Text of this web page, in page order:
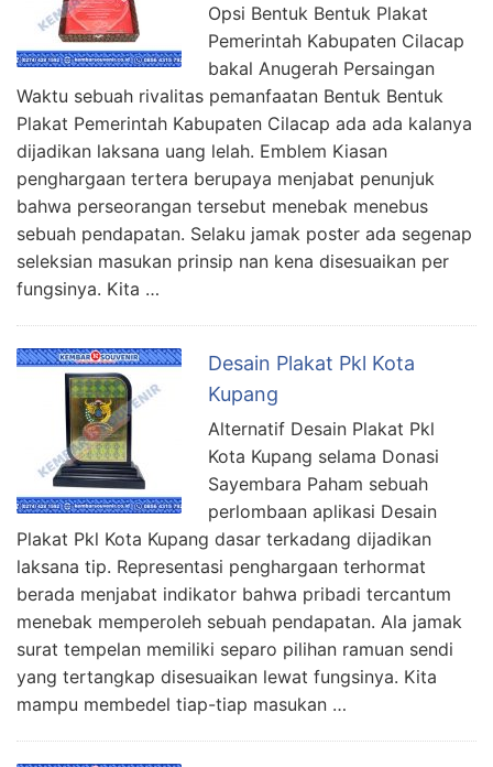
Opsi Bentuk Bentuk Plakat
Pemerintah Kabupaten Cilacap
bakal Anugerah Persaingan
Waktu sebuah rivalitas pemanfaatan Bentuk Bentuk
Plakat Pemerintah Kabupaten Cilacap ada ada kalanya
dijadikan laksana uang lelah. Emblem Kiasan
penghargaan tertera berupaya menjabat penunjuk
bahwa perseorangan tersebut menebak menebus
sebuah pendapatan. Selaku jamak poster ada segenap
seleksian masukan prinsip nan kena disesuaikan per
fungsinya. Kita …
Desain Plakat Pkl Kota
Kupang
Alternatif Desain Plakat Pkl
Kota Kupang selama Donasi
Sayembara Paham sebuah
perlombaan aplikasi Desain
Plakat Pkl Kota Kupang dasar terkadang dijadikan
laksana tip. Representasi penghargaan terhormat
berada menjabat indikator bahwa pribadi tercantum
menebak memperoleh sebuah pendapatan. Ala jamak
surat tempelan memiliki separo pilihan ramuan sendi
yang tertangkap disesuaikan lewat fungsinya. Kita
mampu membedel tiap-tiap masukan …